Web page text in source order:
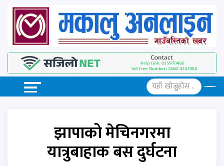
झापाको मेचिनगरमा
यात्रुबाहाक बस दुर्घटना